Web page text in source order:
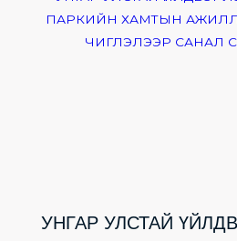
УНГАР УЛСТАЙ